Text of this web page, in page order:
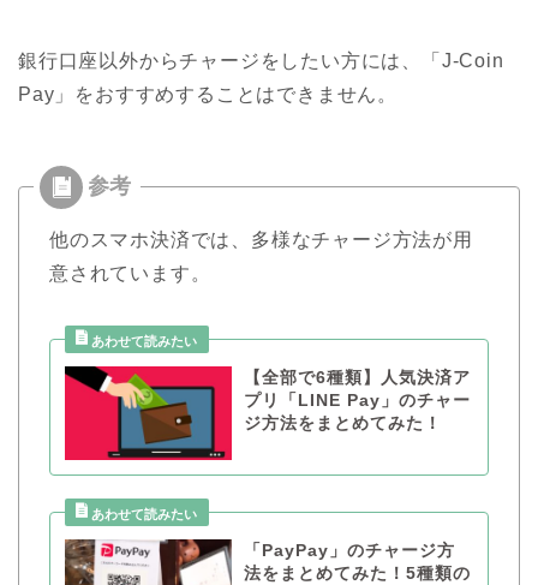
銀行口座以外からチャージをしたい方には、「J-Coin
Pay」をおすすめすることはできません。
他のスマホ決済では、多様なチャージ方法が用
意されています。
【全部で6種類】人気決済ア
プリ「LINE Pay」のチャー
ジ方法をまとめてみた！
「PayPay」のチャージ方
法をまとめてみた！5種類の